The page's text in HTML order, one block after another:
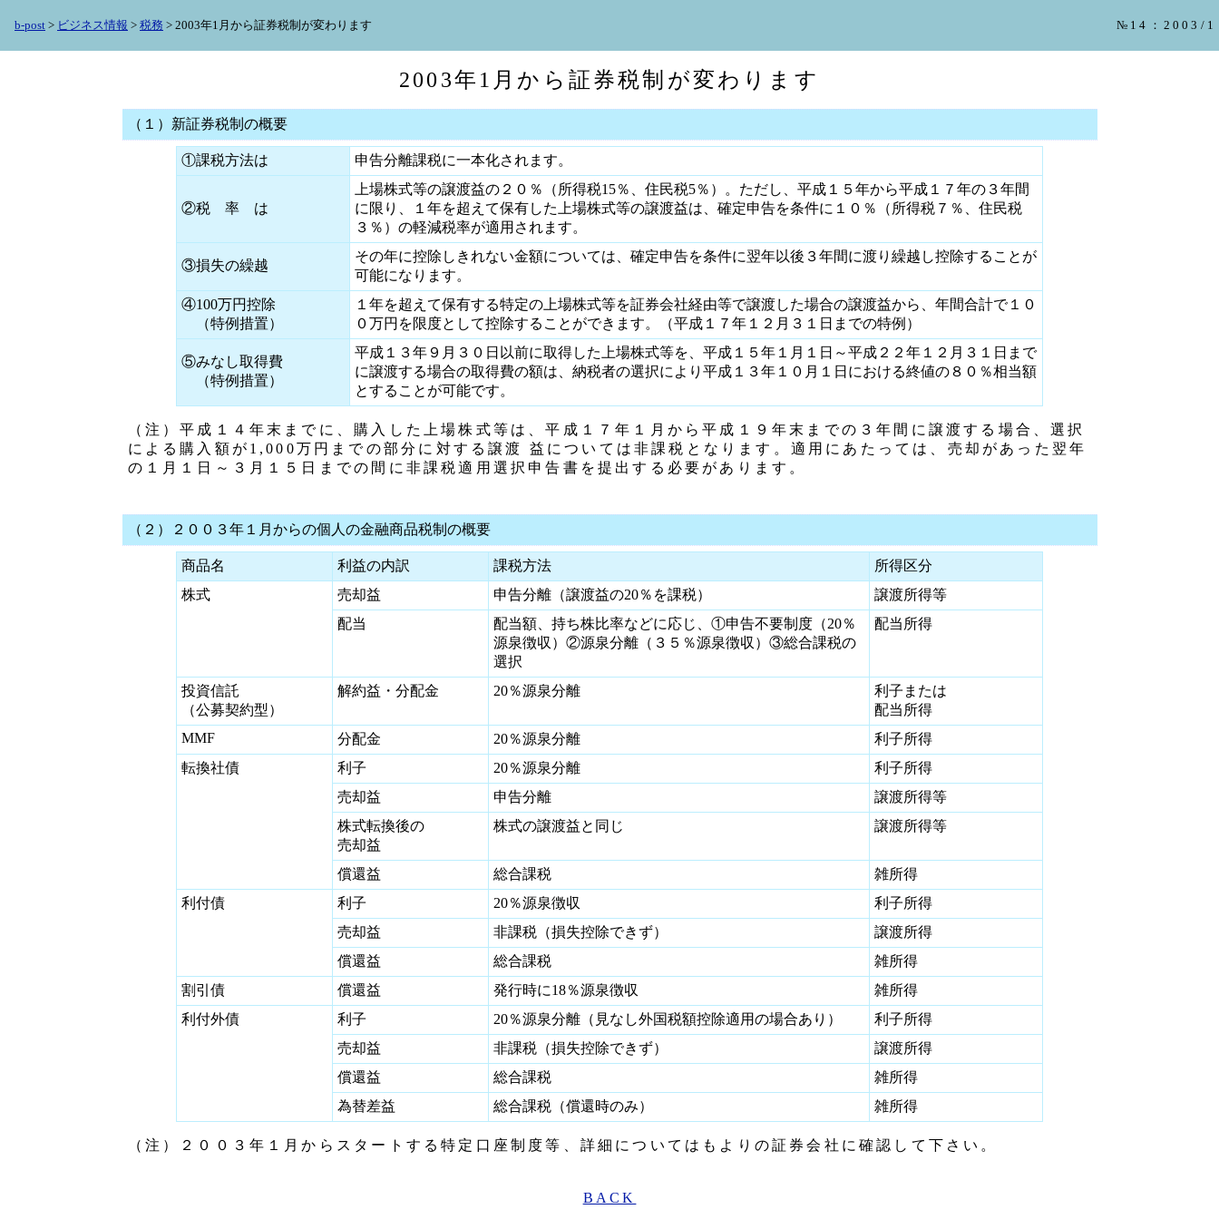
b-post > ビジネス情報 > 税務 > 2003年1月から証券税制が変わります №14：2003/1
2003年1月から証券税制が変わります
（１）新証券税制の概要
①課税方法は 申告分離課税に一本化されます。
②税 率 は
上場株式等の譲渡益の２０％（所得税15％、住民税5％）。ただし、平成１５年から平成１７年の３年間
に限り、１年を超えて保有した上場株式等の譲渡益は、確定申告を条件に１０％（所得税７％、住民税
３％）の軽減税率が適用されます。
③損失の繰越
その年に控除しきれない金額については、確定申告を条件に翌年以後３年間に渡り繰越し控除することが
可能になります。
④100万円控除
（特例措置）
１年を超えて保有する特定の上場株式等を証券会社経由等で譲渡した場合の譲渡益から、年間合計で１０
０万円を限度として控除することができます。（平成１７年１２月３１日までの特例）
⑤みなし取得費
（特例措置）
平成１３年９月３０日以前に取得した上場株式等を、平成１５年１月１日～平成２２年１２月３１日まで
に譲渡する場合の取得費の額は、納税者の選択により平成１３年１０月１日における終値の８０％相当額
とすることが可能です。
（注）平成１４年末までに、購入した上場株式等は、平成１７年１月から平成１９年末までの３年間に譲渡する場合、選択
による購入額が1,000万円までの部分に対する譲渡 益については非課税となります。適用にあたっては、売却があった翌年
の１月１日～３月１５日までの間に非課税適用選択申告書を提出する必要があります。
（２）２００３年１月からの個人の金融商品税制の概要
商品名 利益の内訳 課税方法
所得区分
株式
売却益 申告分離（譲渡益の20％を課税）
譲渡所得等
配当
配当額、持ち株比率などに応じ、①申告不要制度（20％
源泉徴収）②源泉分離（３５％源泉徴収）③総合課税の
選択
配当所得
投資信託
（公募契約型）
解約益・分配金 20％源泉分離
利子または
配当所得
MMF
分配金 20％源泉分離
利子所得
転換社債
利子 20％源泉分離
利子所得
売却益
申告分離
譲渡所得等
株式転換後の
売却益
株式の譲渡益と同じ 譲渡所得等
償還益 総合課税
雑所得
利付債
利子 20％源泉徴収
利子所得
売却益
非課税（損失控除できず）
譲渡所得
償還益
総合課税
雑所得
割引債
償還益 発行時に18％源泉徴収
雑所得
利付外債
利子 20％源泉分離（見なし外国税額控除適用の場合あり）
利子所得
売却益
非課税（損失控除できず）
譲渡所得
償還益
総合課税
雑所得
為替差益
総合課税（償還時のみ） 雑所得
（注）２００３年１月からスタートする特定口座制度等、詳細についてはもよりの証券会社に確認して下さい。
BACK